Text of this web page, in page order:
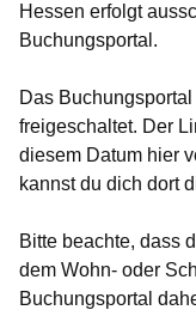
Hessen erfolgt
Buchungsportal.
Das
freigeschaltet. Der
diesem Datum hier
kannst du dich dort
Bitte beachte, dass
dem Wohn- oder
Buchungsportal